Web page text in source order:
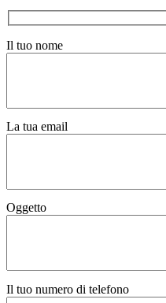
Il tuo nome
La tua email
Oggetto
Il tuo numero di telefono